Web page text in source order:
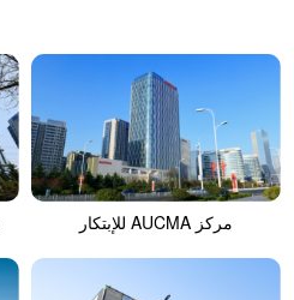
مركز AUCMA للإبتكار